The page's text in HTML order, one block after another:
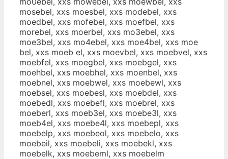
mosebel, xxs moesbel, xxs modebel, xxs
moedbel, xxs mofebel, xxs moefbel, xxs
morebel, xxs moerbel, xxs mo3ebel, xxs
moe3bel, xxs mo4ebel, xxs moe4bel, xxs moe
bel, xxs moeb el, xxs moevbel, xxs moebvel, xxs
moebfel, xxs moegbel, xxs moebgel, xxs
moehbel, xxs moebhel, xxs moenbel, xxs
moebnel, xxs moebwel, xxs moebewl, xxs
moebsel, xxs moebesl, xxs moebdel, xxs
moebedl, xxs moebefl, xxs moebrel, xxs
moeberl, xxs moeb3el, xxs moebe3l, xxs
moeb4el, xxs moebe4l, xxs moebepl, xxs
moebelp, xxs moebeol, xxs moebelo, xxs
moebeil, xxs moebeli, xxs moebekl, xxs
moebelk, xxs moebeml, xxs moebelm